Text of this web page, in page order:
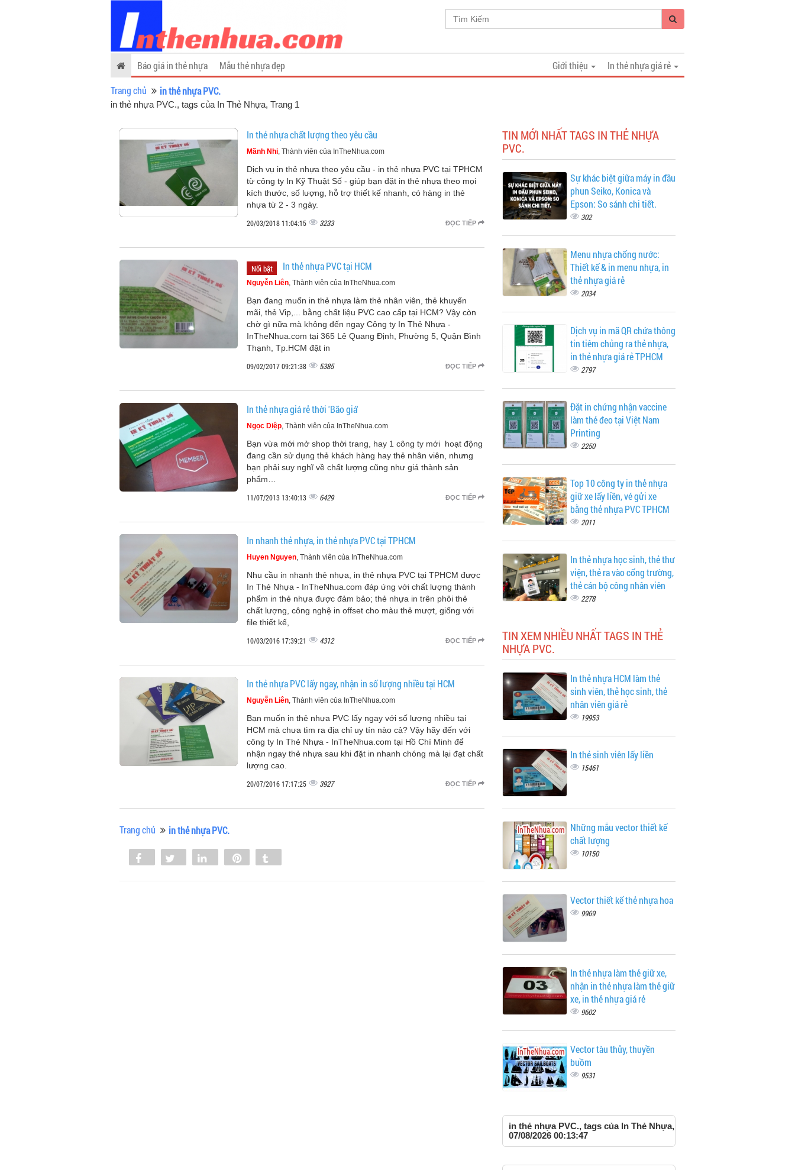
In thẻ nhựa giá rẻ
Báo giá in thẻ nhựa Mẫu thẻ nhựa đẹp
Giới thiệu
Trang chủ
in thẻ nhựa PVC.
in thẻ nhựa PVC., tags của In Thẻ Nhựa, Trang 1
In thẻ nhựa chất lượng theo yêu cầu
Mãnh Nhi, Thành viên của InTheNhua.com
Dịch vụ in thẻ nhựa theo yêu cầu - in thẻ nhựa PVC tại TPHCM
từ công ty In Kỹ Thuật Số - giúp bạn đặt in thẻ nhựa theo mọi
kích thước, số lượng, hỗ trợ thiết kế nhanh, có hàng in thẻ
nhựa từ 2 - 3 ngày.
ĐỌC TIẾP
20/03/2018 11:04:15 3233
Nổi bật In thẻ nhựa PVC tại HCM
Nguyễn Liên, Thành viên của InTheNhua.com
Bạn đang muốn in thẻ nhựa làm thẻ nhân viên, thẻ khuyến
mãi, thẻ Vip,... bằng chất liệu PVC cao cấp tại HCM? Vậy còn
chờ gì nữa mà không đến ngay Công ty In Thẻ Nhựa -
InTheNhua.com tại 365 Lê Quang Định, Phường 5, Quận Bình
Thạnh, Tp.HCM đặt in
ĐỌC TIẾP
09/02/2017 09:21:38 5385
In thẻ nhựa giá rẻ thời 'Bão giá'
Ngọc Diệp, Thành viên của InTheNhua.com
Bạn vừa mới mở shop thời trang, hay 1 công ty mới hoạt động
đang cần sử dụng thẻ khách hàng hay thẻ nhân viên, nhưng
bạn phải suy nghĩ về chất lượng cũng như giá thành sản
phẩm…
ĐỌC TIẾP
11/07/2013 13:40:13 6429
In nhanh thẻ nhựa, in thẻ nhựa PVC tại TPHCM
Huyen Nguyen, Thành viên của InTheNhua.com
Nhu cầu in nhanh thẻ nhựa, in thẻ nhựa PVC tại TPHCM được
In Thẻ Nhựa - InTheNhua.com đáp ứng với chất lượng thành
phẩm in thẻ nhựa được đảm bảo; thẻ nhựa in trên phôi thẻ
chất lượng, công nghệ in offset cho màu thẻ mượt, giống với
file thiết kế,
ĐỌC TIẾP
10/03/2016 17:39:21 4312
In thẻ nhựa PVC lấy ngay, nhận in số lượng nhiều tại HCM
Nguyễn Liên, Thành viên của InTheNhua.com
Bạn muốn in thẻ nhựa PVC lấy ngay với số lượng nhiều tại
HCM mà chưa tìm ra địa chỉ uy tín nào cả? Vậy hãy đến với
công ty In Thẻ Nhựa - InTheNhua.com tại Hồ Chí Minh để
nhận ngay thẻ nhựa sau khi đặt in nhanh chóng mà lại đạt chất
lượng cao.
ĐỌC TIẾP
20/07/2016 17:17:25 3927
Trang chủ in thẻ nhựa PVC.
Share Tweet Share
TIN MỚI NHẤT TAGS IN THẺ NHỰA
PVC.
Sự khác biệt giữa máy in đầu
phun Seiko, Konica và
Epson: So sánh chi tiết.
302
Menu nhựa chống nước:
Thiết kế & in menu nhựa, in
thẻ nhựa giá rẻ
2034
Dịch vụ in mã QR chứa thông
tin tiêm chủng ra thẻ nhựa,
in thẻ nhựa giá rẻ TPHCM
2797
Đặt in chứng nhận vaccine
làm thẻ đeo tại Việt Nam
Printing
2250
Top 10 công ty in thẻ nhựa
giữ xe lấy liền, vé gửi xe
bằng thẻ nhựa PVC TPHCM
2011
In thẻ nhựa học sinh, thẻ thư
viện, thẻ ra vào cổng trường,
thẻ cán bộ công nhân viên
2278
TIN XEM NHIỀU NHẤT TAGS IN THẺ
NHỰA PVC.
In thẻ nhựa HCM làm thẻ
sinh viên, thẻ học sinh, thẻ
nhân viên giá rẻ
19953
In thẻ sinh viên lấy liền
15461
Những mẫu vector thiết kế
chất lượng
10150
Vector thiết kế thẻ nhựa hoa
9969
In thẻ nhựa làm thẻ giữ xe,
nhận in thẻ nhựa làm thẻ giữ
xe, in thẻ nhựa giá rẻ
9602
Vector tàu thủy, thuyền
buồm
9531
in thẻ nhựa PVC., tags của In Thẻ Nhựa,
07/08/2026 00:13:47